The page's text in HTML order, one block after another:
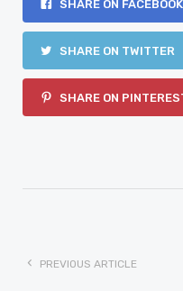
SHARE ON FACEBOOK
SHARE ON TWITTER
SHARE ON
PREVIOUS ARTICLE